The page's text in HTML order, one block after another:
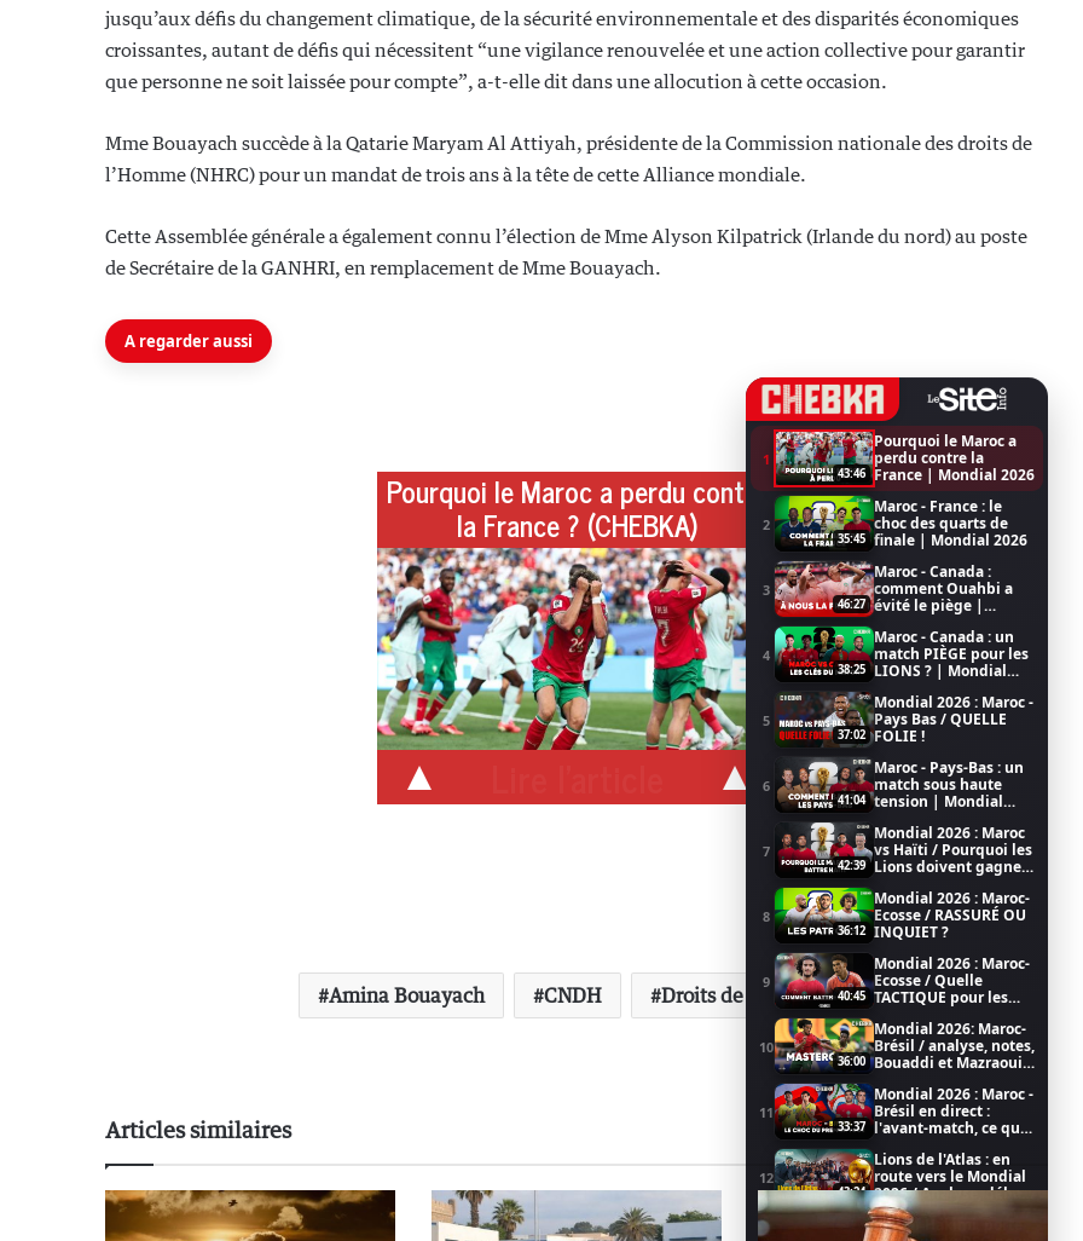
jusqu’aux défis du changement climatique, de la sécurité environnementale et des disparités économiques
croissantes, autant de défis qui nécessitent “une vigilance renouvelée et une action collective pour garantir
que personne ne soit laissée pour compte”, a-t-elle dit dans une allocution à cette occasion.
Mme Bouayach succède à la Qatarie Maryam Al Attiyah, présidente de la Commission nationale des droits de
l’Homme (NHRC) pour un mandat de trois ans à la tête de cette Alliance mondiale.
Cette Assemblée générale a également connu l’élection de Mme Alyson Kilpatrick (Irlande du nord) au poste
de Secrétaire de la GANHRI, en remplacement de Mme Bouayach.
A regarder aussi
1
43:46
Pourquoi le Maroc a
perdu contre la
France | Mondial 2026
2
35:45
Maroc - France : le
choc des quarts de
finale | Mondial 2026
3
46:27
Maroc - Canada :
comment Ouahbi a
évité le piège |
4
38:25
Maroc - Canada : un
match PIÈGE pour les
LIONS ? | Mondial
5
37:02
Mondial 2026 : Maroc -
Pays Bas / QUELLE
FOLIE !
6
41:04
Maroc - Pays-Bas : un
match sous haute
tension | Mondial
7
42:39
Mondial 2026 : Maroc
vs Haïti / Pourquoi les
Lions doivent gagner
la FIFA 2026
8
36:12
Mondial 2026 : Maroc-
Ecosse / RASSURÉ OU
INQUIET ?
9
40:45
Mondial 2026 : Maroc-
Ecosse / Quelle
TACTIQUE pour les
10
36:00
Mondial 2026: Maroc-
Brésil / analyse, notes,
Bouaddi et Mazraoui
11
33:37
Mondial 2026 : Maroc -
Brésil en direct :
l'avant-match, ce qu'il
LIVE)
12
43:24
Lions de l'Atlas : en
route vers le Mondial
2026 / Analyse, débat,
football dans CHEBKA
(1/2)
Achraf Hakimi, porte
Pourquoi le Maroc a perdu contre
la France ? (CHEBKA)
Amina Bouayach CNDH Droits de l'homme
Articles similaires